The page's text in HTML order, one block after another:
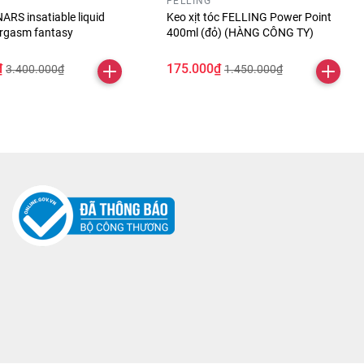
insatiable liquid
fantasy
3.400.000₫
Keo xịt tóc FELLING Power Point
400ml (đỏ) (HÀNG CÔNG TY)
175.000₫ 1.450.000₫